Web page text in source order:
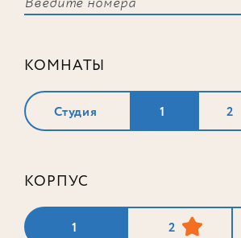
КОМНАТЫ
Студия 1 2
КОРПУС
1 2
соответствует ни